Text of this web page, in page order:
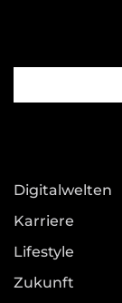
Digitalwelten
Karriere
Lifestyle
Zukunft